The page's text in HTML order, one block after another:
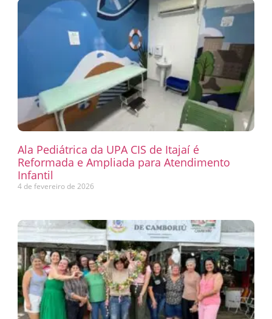
Ala Pediátrica da UPA CIS de Itajaí é
Reformada e Ampliada para Atendimento
Infantil
4 de fevereiro de 2026